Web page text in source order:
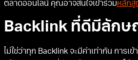
ตลาดออนไลน์ คุณอาจสนใจเข้าร่วมหลักสู
Backlink ที่ดีมีลักษ
ไม่ใช่ว่าทุก Backlink จะมีค่าเท่ากัน การ